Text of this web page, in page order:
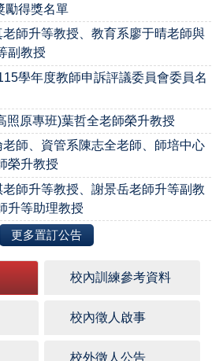
勵得獎名單
師升等教授、教育系廖于晴老師與
副教授
學年度教師申訴評議委員會委員名
照原專班)葉哲全老師榮升教授
師、資管系陳志全老師、師培中心
榮升教授
師升等教授、謝景岳老師升等副教
升等助理教授
更多置訂公告
校內訓練參考資料
校內徵人啟事
校外徵人公告